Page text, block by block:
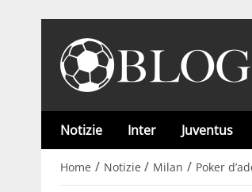
Notizie Inter Juventus
Home / Notizie / Milan / Poker